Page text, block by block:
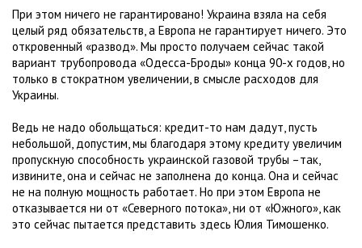
При этом ничего не гарантировано! Украина взяла на себя
целый ряд обязательств, а Европа не гарантирует ничего. Это
откровенный «развод». Мы просто получаем сейчас такой
вариант трубопровода «Одесса-Броды» конца 90-х годов, но
только в стократном увеличении, в смысле расходов для
Украины.
Ведь не надо обольщаться: кредит-то нам дадут, пусть
небольшой, допустим, мы благодаря этому кредиту увеличим
пропускную способность украинской газовой трубы –так,
извините, она и сейчас не заполнена до конца. Она и сейчас
не на полную мощность работает. Но при этом Европа не
отказывается ни от «Северного потока», ни от «Южного», как
это сейчас пытается представить здесь Юлия Тимошенко.